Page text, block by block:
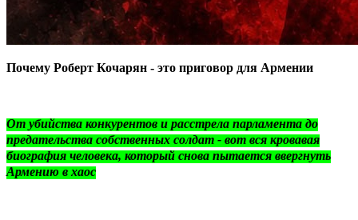
Почему Роберт Кочарян - это приговор для Армении
От убийства конкурентов и расстрела парламента до
предательства собственных солдат - вот вся кровавая
биография человека, который снова пытается ввергнуть
Армению в хаос